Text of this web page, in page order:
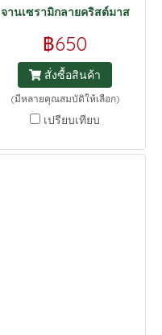
จานเซรามิกลายคริสต์มาส
฿650
สั่งซื้อสินค้า
(มีหลายคุณสมบัติให้เลือก)
เปรียบเทียบ